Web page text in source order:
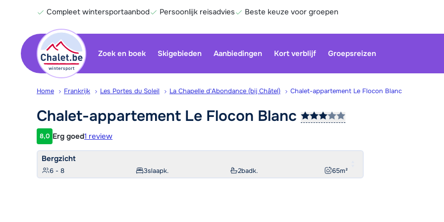
Compleet wintersportaanbod Persoonlijk reisadvies Beste keuze voor groepen
Zoek en boek Skigebieden Aanbiedingen Kort verblijf Groepsreizen
Home Frankrijk Les Portes du Soleil La Chapelle d'Abondance (bij Châtel) Chalet-appartement Le Flocon Blanc
Chalet-appartement Le Flocon Blanc
Klantwaardering
8,0 Erg goed1 review
Bergzicht
6 - 8 3slaapk. 2badk. 65m²